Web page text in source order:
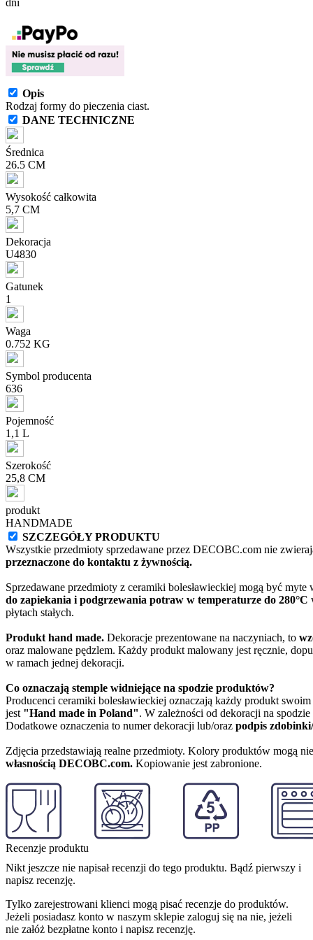
Opis
Rodzaj formy do pieczenia ciast.
DANE TECHNICZNE
Średnica
26.5 CM
Wysokość całkowita
5,7 CM
Dekoracja
U4830
Gatunek
1
Waga
0.752 KG
Symbol producenta
636
Pojemność
1,1 L
Szerokość
25,8 CM
produkt
HANDMADE
SZCZEGÓŁY PRODUKTU
Wszystkie przedmioty sprzedawane przez DECOBC.com nie
przeznaczone do kontaktu z żywnością.
Sprzedawane przedmioty z ceramiki bolesławieckiej mogą być
do zapiekania i podgrzewania potraw w temperaturze do 280°C
płytach stałych.
Produkt hand made. Dekoracje prezentowane na naczyniach, to
oraz malowane pędzlem. Każdy produkt malowany jest ręcznie,
w ramach jednej dekoracji.
Co oznaczają stemple widniejące na spodzie produktów?
Producenci ceramiki bolesławieckiej oznaczają każdy produkt swoim
jest "Hand made in Poland". W zależności od dekoracji na
Dodatkowe oznaczenia to numer dekoracji lub/oraz podpis
Zdjęcia przedstawiają realne przedmioty. Kolory produktów mogą
własnością DECOBC.com. Kopiowanie jest zabronione.
Recenzje produktu
Nikt jeszcze nie napisał recenzji do tego produktu. Bądź pierwszy i
napisz recenzję.
Tylko zarejestrowani klienci mogą pisać recenzje do produktów.
Jeżeli posiadasz konto w naszym sklepie zaloguj się na nie, jeżeli
nie załóż bezpłatne konto i napisz recenzję.